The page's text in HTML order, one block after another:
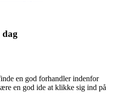
en god forhandler indenfor
en god ide at klikke sig ind på